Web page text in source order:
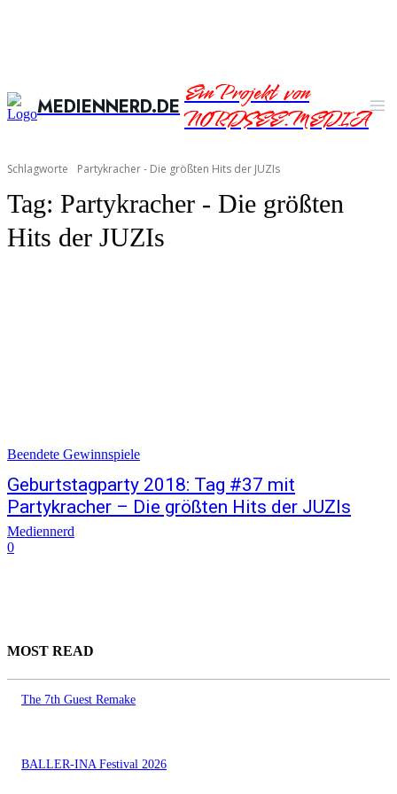
MEDIENNERD.DEEin Projekt von
NORDSEE.MEDIA
Schlagworte Partykracher - Die größten Hits der JUZIs
Tag: Partykracher - Die größten
Hits der JUZIs
Beendete Gewinnspiele
Geburtstagparty 2018: Tag #37 mit
Partykracher – Die größten Hits der JUZIs
Mediennerd
0
MOST READ
The 7th Guest Remake
BALLER-INA Festival 2026